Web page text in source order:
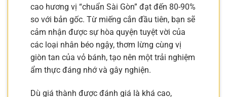
cao hương vị “chuẩn Sài Gòn” đạt đến 80-90%
so với bản gốc. Từ miếng cắn đầu tiên, bạn sẽ
cảm nhận được sự hòa quyện tuyệt vời của
các loại nhân béo ngậy, thơm lừng cùng vị
giòn tan của vỏ bánh, tạo nên một trải nghiệm
ẩm thực đáng nhớ và gây nghiện.
Dù giá thành được đánh giá là khá cao,